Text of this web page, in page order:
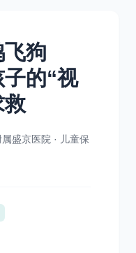
狗
的“视
救
盛京医院 · 儿童保